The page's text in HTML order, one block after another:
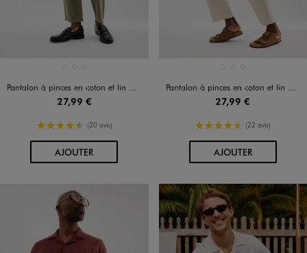
Pantalon à pinces en coton et lin homme
27,99 €
4.5/5 de moyenne
(20 avis)
AJOUTERAU PANIER
Pantalon à pinces en coton et lin homme
27,99 €
4.5/5 de moyenne
(22 avis)
AJOUTERAU PANIER